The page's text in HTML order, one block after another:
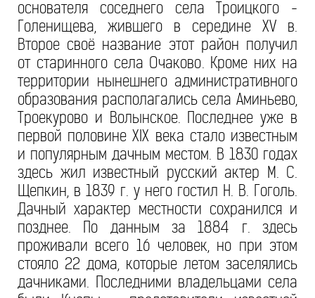
основателя соседнего села Троицкого -
Голенищева, жившего в середине XV в.
Второе своё название этот район получил
от старинного села Очаково. Кроме них на
территории нынешнего административного
образования располагались села Аминьево,
Троекурово и Волынское. Последнее уже в
первой половине XIX века стало известным
и популярным дачным местом. В 1830 годах
здесь жил известный русский актер М. С.
Щепкин, в 1839 г. у него гостил Н. В. Гоголь.
Дачный характер местности сохранился и
позднее. По данным за 1884 г. здесь
проживали всего 16 человек, но при этом
стояло 22 дома, которые летом заселялись
дачниками. Последними владельцами села